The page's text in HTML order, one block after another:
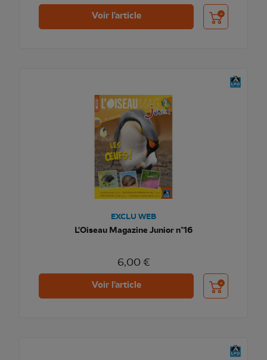
Voir l'article Ajouter au
EXCLU WEB
L'Oiseau Magazine Junior n°16
6,00 €
Voir l'article Ajouter au